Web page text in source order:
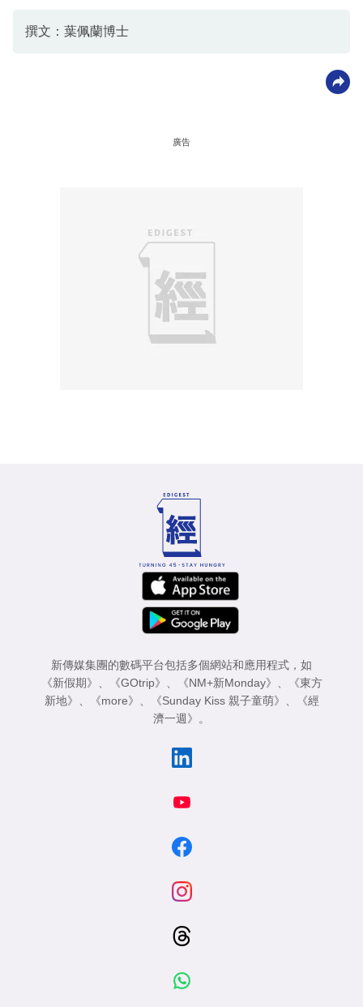
撰文：葉佩蘭博士
廣告
新傳媒集團的數碼平台包括多個網站和應用程式，如
《新假期》
《GOtrip》 《NM+新Monday》
《東方
新地》
《more》 《Sunday Kiss 親子童萌》
《經
濟一週》
。